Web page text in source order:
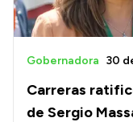
Carreras
de Sergio
Gobernadora 30